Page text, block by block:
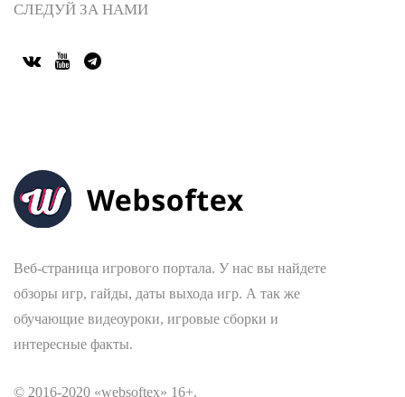
Веб-страница игрового портала. У нас вы найдете
обзоры игр, гайды, даты выхода игр. А так же
обучающие видеоуроки, игровые сборки и
интересные факты.
© 2016-2020 «websoftex» 16+.
СЛЕДУЙ ЗА НАМИ